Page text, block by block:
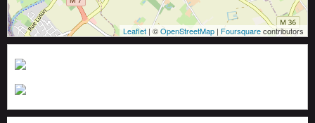
Leaflet | ©OpenStreetMap | Foursquarecontributors